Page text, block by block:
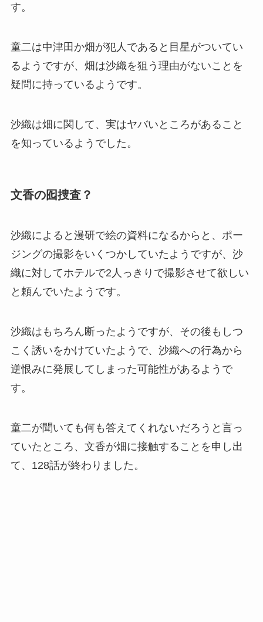
す。
童二は中津田か畑が犯人であると目星がついてい
るようですが、畑は沙織を狙う理由がないことを
疑問に持っているようです。
沙織は畑に関して、実はヤバいところがあること
を知っているようでした。
文香の囮捜査？
沙織によると漫研で絵の資料になるからと、ポー
ジングの撮影をいくつかしていたようですが、沙
織に対してホテルで2人っきりで撮影させて欲しい
と頼んでいたようです。
沙織はもちろん断ったようですが、その後もしつ
こく誘いをかけていたようで、沙織への行為から
逆恨みに発展してしまった可能性があるようで
す。
童二が聞いても何も答えてくれないだろうと言っ
ていたところ、文香が畑に接触することを申し出
て、128話が終わりました。